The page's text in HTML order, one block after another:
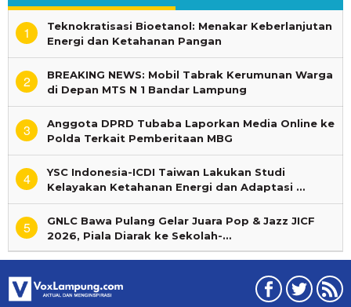
1
Teknokratisasi Bioetanol: Menakar Keberlanjutan
Energi dan Ketahanan Pangan
2
BREAKING NEWS: Mobil Tabrak Kerumunan Warga
di Depan MTS N 1 Bandar Lampung
3
Anggota DPRD Tubaba Laporkan Media Online ke
Polda Terkait Pemberitaan MBG
4
YSC Indonesia-ICDI Taiwan Lakukan Studi
Kelayakan Ketahanan Energi dan Adaptasi …
5
GNLC Bawa Pulang Gelar Juara Pop & Jazz JICF
2026, Piala Diarak ke Sekolah-…